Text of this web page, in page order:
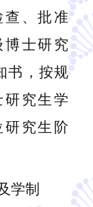
、批准
博士研究
书，按规
究生学
究生阶
学制